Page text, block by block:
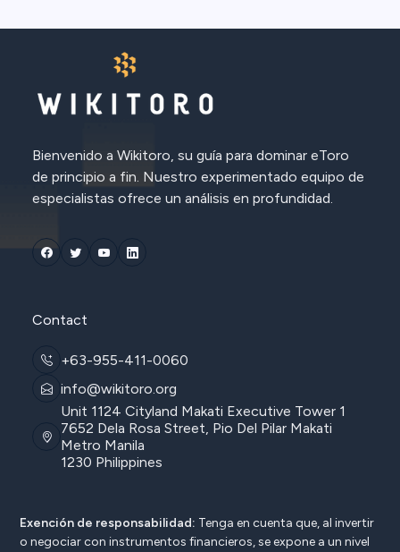
Bienvenido a Wikitoro, su guía para dominar eToro
de principio a fin. Nuestro experimentado equipo de
especialistas ofrece un análisis en profundidad.
Contact
+63-955-411-0060
info@wikitoro.org
Unit 1124 Cityland Makati Executive Tower 1
7652 Dela Rosa Street, Pio Del Pilar Makati
Metro Manila
1230 Philippines
Exención de responsabilidad: Tenga en cuenta que, al invertir
o negociar con instrumentos financieros, se expone a un nivel